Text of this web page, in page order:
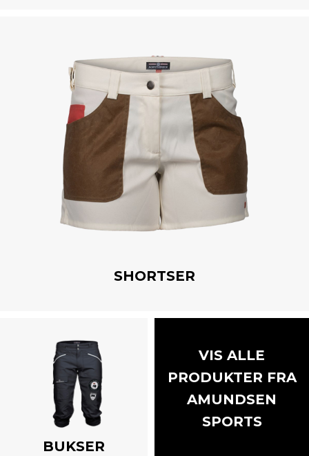
SHORTSER
BUKSER
VIS ALLE
PRODUKTER FRA
AMUNDSEN
SPORTS